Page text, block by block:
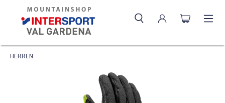
HERREN